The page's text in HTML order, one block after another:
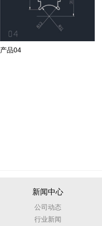
产品04
新闻中心
公司动态
行业新闻